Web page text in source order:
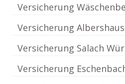
Versicherung
Versicherung
Versicherung Salach
Versicherung